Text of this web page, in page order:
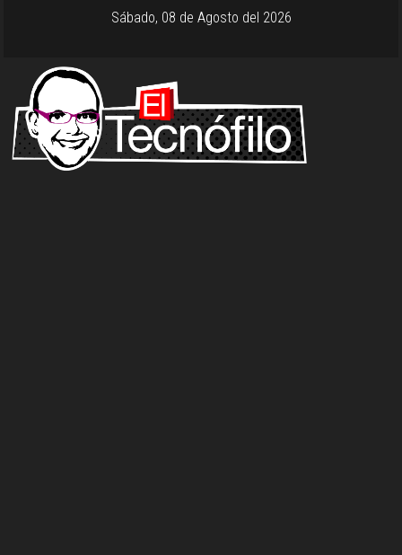
Sábado, 08 de Agosto del 2026